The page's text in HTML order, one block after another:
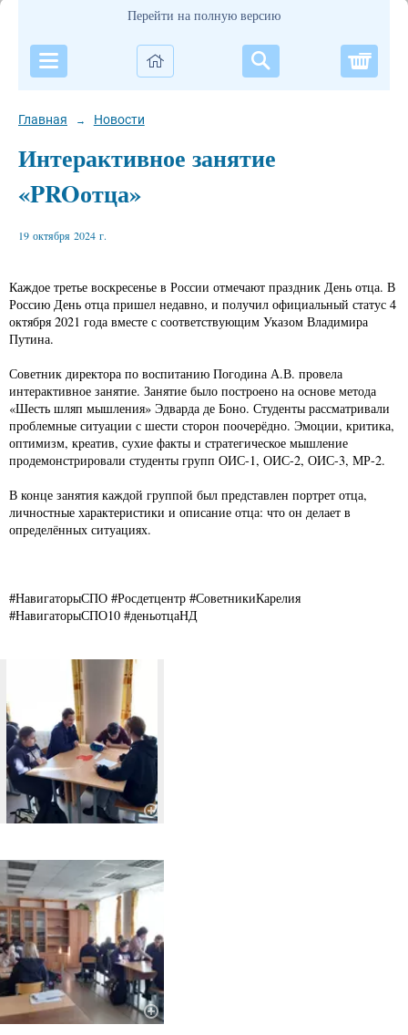
Перейти на полную версию
Главная → Новости
Интерактивное занятие
«PROотца»
19 октября 2024 г.
Каждое третье воскресенье в России отмечают праздник День отца. В
Россию День отца пришел недавно, и получил официальный статус 4
октября 2021 года вместе с соответствующим Указом Владимира
Путина.
Советник директора по воспитанию Погодина А.В. провела
интерактивное занятие. Занятие было построено на основе метода
«Шесть шляп мышления» Эдварда де Боно. Студенты рассматривали
проблемные ситуации с шести сторон поочерёдно. Эмоции, критика,
оптимизм, креатив, сухие факты и стратегическое мышление
продемонстрировали студенты групп ОИС-1, ОИС-2, ОИС-3, МР-2.
В конце занятия каждой группой был представлен портрет отца,
личностные характеристики и описание отца: что он делает в
определённых ситуациях.
#НавигаторыСПО #Росдетцентр #СоветникиКарелия
#НавигаторыСПО10 #деньотцаНД